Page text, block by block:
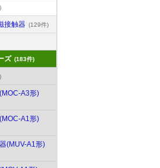
接触器 (129件)
ズ (183件)
A3形)
A1形)
(MUV-A1形)